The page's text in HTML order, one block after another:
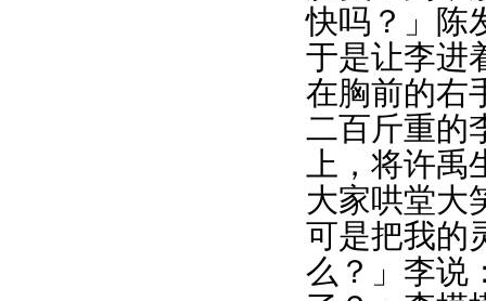
快吗？」陈
于是让李进
在胸前的右
二百斤重的
上，将许
大家哄堂大
可是把我的
么？」李说